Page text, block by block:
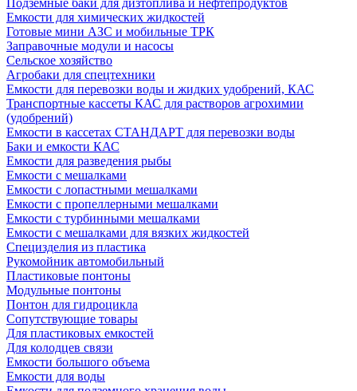
Подземные баки для дизтоплива и нефтепродуктов
Емкости для химических жидкостей
Готовые мини АЗС и мобильные ТРК
Заправочные модули и насосы
Сельское хозяйство
Агробаки для спецтехники
Емкости для перевозки воды и жидких удобрений, КАС
Транспортные кассеты КАС для растворов агрохимии
(удобрений)
Емкости в кассетах СТАНДАРТ для перевозки воды
Баки и емкости КАС
Емкости для разведения рыбы
Емкости с мешалками
Емкости с лопастными мешалками
Емкости с пропеллерными мешалками
Емкости с турбинными мешалками
Емкости с мешалками для вязких жидкостей
Специзделия из пластика
Рукомойник автомобильный
Пластиковые понтоны
Модульные понтоны
Понтон для гидроцикла
Сопутствующие товары
Для пластиковых емкостей
Для колодцев связи
Емкости большого объема
Емкости для воды